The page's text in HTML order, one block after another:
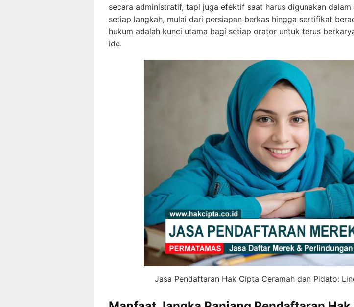
secara administratif, tapi juga efektif saat harus digunakan
setiap langkah, mulai dari persiapan berkas hingga sertifikat
hukum adalah kunci utama bagi setiap orator untuk terus
ide.
Jasa Pendaftaran Hak Cipta Ceramah dan Pidato: